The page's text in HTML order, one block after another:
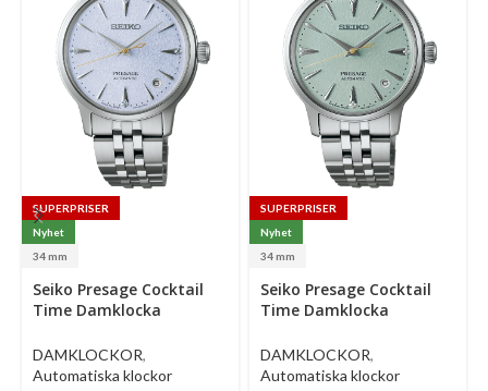
SUPERPRISER
Nyhet
34 mm
Select
options
Seiko Presage Cocktail
Time Damklocka
Ljusblå Urtavla Med
Diamanter Och Stållänk
DAMKLOCKOR,
Automatiska klockor
SUPERPRISER
Nyhet
34 mm
Select
options
Seiko Presage Cocktail
Time Damklocka
Ljusgrön Urtavla Med
Diamanter Och Stållänk
DAMKLOCKOR,
Automatiska klockor